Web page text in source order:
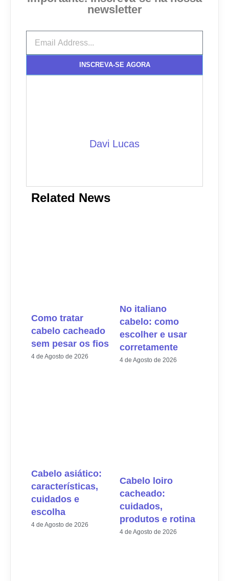
newsletter
INSCREVA-SE AGORA
Davi Lucas
Related News
Como tratar
cabelo cacheado
sem pesar os fios
4 de Agosto de 2026
No italiano
cabelo: como
escolher e usar
corretamente
4 de Agosto de 2026
Cabelo asiático:
características,
cuidados e
escolha
4 de Agosto de 2026
Cabelo loiro
cacheado:
cuidados,
produtos e rotina
4 de Agosto de 2026